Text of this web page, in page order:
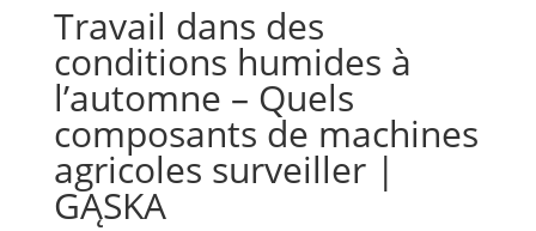
Travail dans des
conditions humides à
l’automne – Quels
composants de machines
agricoles surveiller |
GĄSKA